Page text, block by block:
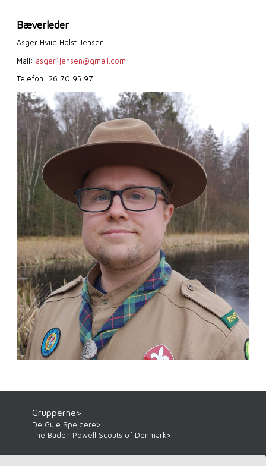
Bæverleder
Asger Hviid Holst Jensen
Mail: asger1jensen@gmail.com
Telefon: 26 70 95 97
Grupperne>
De Gule Spejdere>
The Baden Powell Scouts of Denmark>